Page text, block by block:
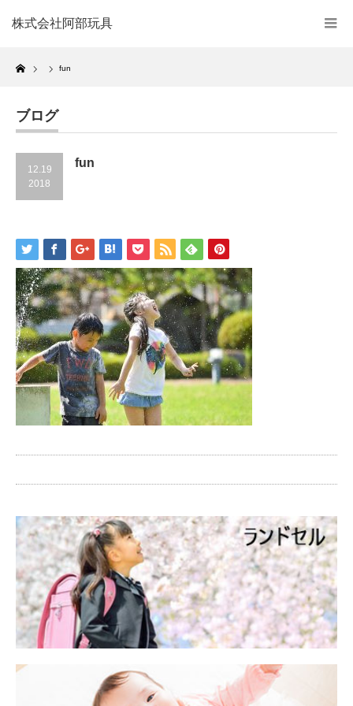
株式会社阿部玩具
Home
fun
ブログ
12.19
2018
fun